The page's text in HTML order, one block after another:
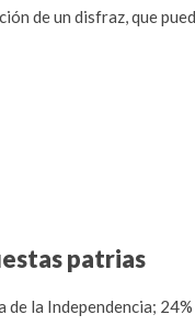
de un disfraz, que
patrias
la Independencia;